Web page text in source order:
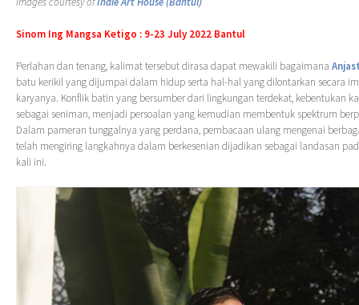
Sinom Ing Mangsa Ketigo : 9-23 July 2022 Bantul
Perlahan dan tenang, kalimat tersebut dirasa dapat mewakili bagaimana
batu kerikil yang dijumpai dalam hidup serta hal-hal yang dilontarkan secara
karyanya. Konflik batin yang bersumber dari lingkungan terdekat, kebentukan
sebagai seniman, menjadi persoalan yang kemudian membentuk spektrum
Dalam pameran tunggalnya yang perdana, pembacaan ulang mengenai
telah mengiring langkahnya dalam berkesenian dijadikan sebagai landasan
kali ini.